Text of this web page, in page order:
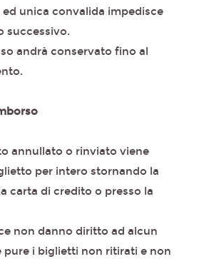
unica convalida impedisce
successivo.
andrà conservato fino al
annullato o rinviato viene
per intero stornando la
carta di credito o presso la
non danno diritto ad alcun
pure i biglietti non ritirati e non